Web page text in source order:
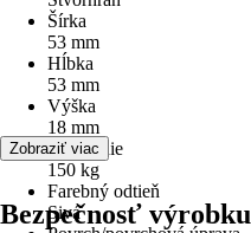
Šírka
53 mm
Hĺbka
53 mm
Výška
18 mm
Zaťaženie
150 kg
Farebný odtieň
Sivá
Zobraziť viac
Bezpečnosť výrobku